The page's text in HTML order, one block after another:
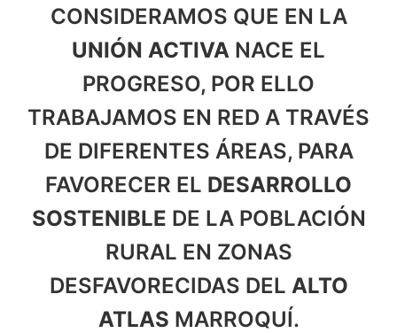
CONSIDERAMOS QUE EN LA
UNIÓN ACTIVA NACE EL
PROGRESO, POR ELLO
TRABAJAMOS EN RED A TRAVÉS
DE DIFERENTES ÁREAS, PARA
FAVORECER EL DESARROLLO
SOSTENIBLE DE LA POBLACIÓN
RURAL EN ZONAS
DESFAVORECIDAS DEL ALTO
ATLAS MARROQUÍ.